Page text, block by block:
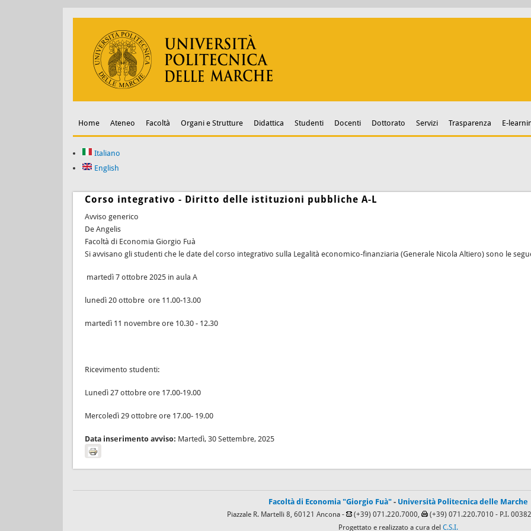
Home Ateneo Facoltà Organi e Strutture Didattica Studenti Docenti Dottorato Servizi Trasparenza E-
Italiano
English
Corso integrativo - Diritto delle istituzioni pubbliche A-L
Avviso generico
De Angelis
Facoltà di Economia Giorgio Fuà
Si avvisano gli studenti che le date del corso integrativo sulla Legalità economico-finanziaria (Generale Nicola Altiero) sono le
martedì 7 ottobre 2025 in aula A
lunedì 20 ottobre ore 11.00-13.00
martedì 11 novembre ore 10.30 - 12.30
Ricevimento studenti:
Lunedì 27 ottobre ore 17.00-19.00
Mercoledì 29 ottobre ore 17.00- 19.00
Data inserimento avviso: Martedì, 30 Settembre, 2025
Facoltà di Economia "Giorgio Fuà" - Università Politecnica delle Marche
Piazzale R. Martelli 8, 60121 Ancona - (+39) 071.220.7000, (+39) 071.220.7010 - P.I.
Progettato e realizzato a cura del C.S.I.